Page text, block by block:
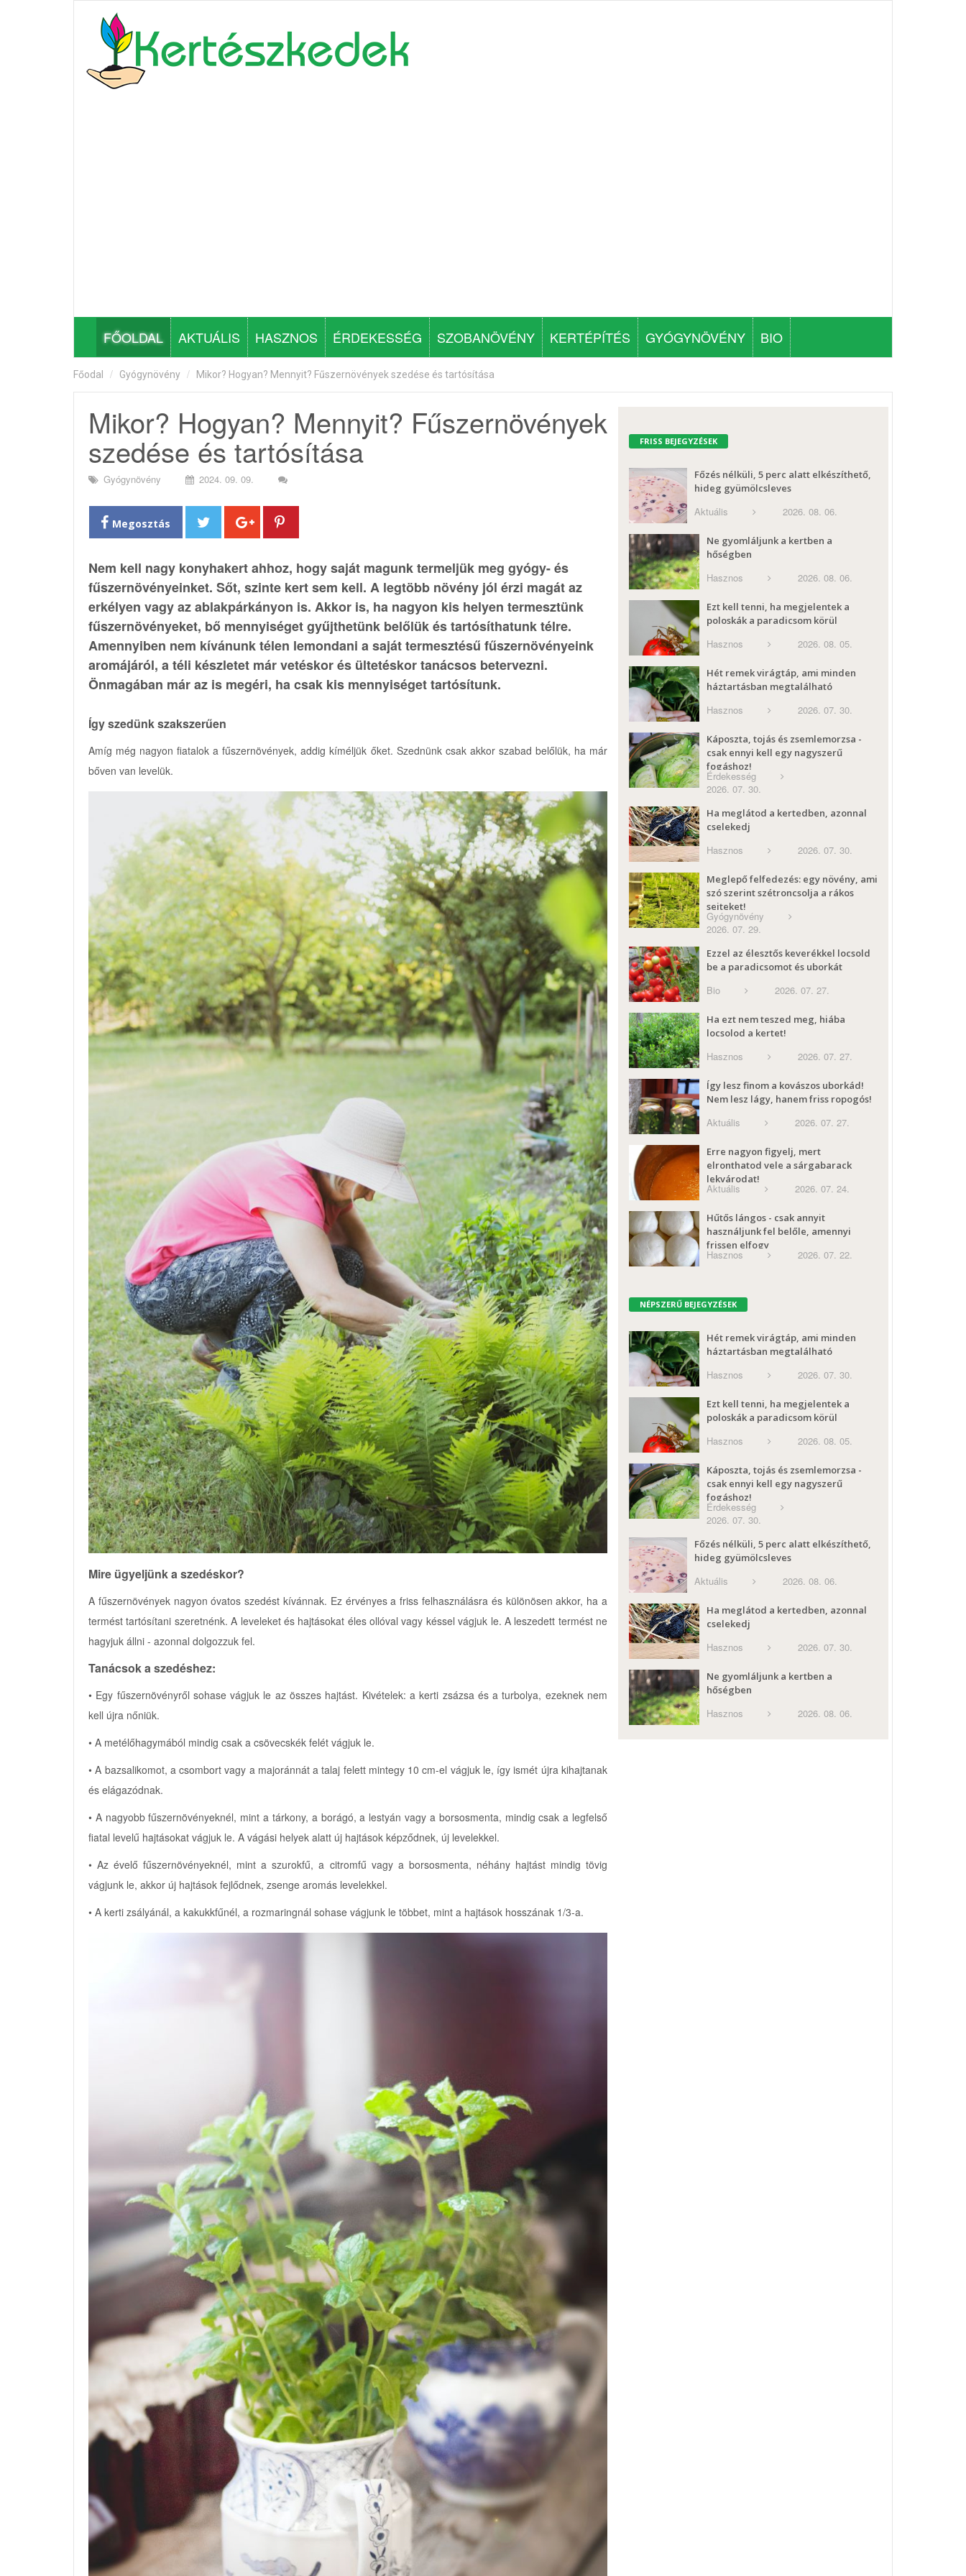
FŐOLDAL AKTUÁLIS HASZNOS ÉRDEKESSÉG SZOBANÖVÉNY KERTÉPÍTÉS GYÓGYNÖVÉNY BIO
Főodal Gyógynövény Mikor? Hogyan? Mennyit? Fűszernövények szedése és tartósítása
Mikor? Hogyan? Mennyit? Fűszernövények
szedése és tartósítása
Gyógynövény 2024. 09. 09.
Megosztás
Nem kell nagy konyhakert ahhoz, hogy saját magunk termeljük meg gyógy- és
fűszernövényeinket. Sőt, szinte kert sem kell. A legtöbb növény jól érzi magát az
erkélyen vagy az ablakpárkányon is. Akkor is, ha nagyon kis helyen termesztünk
fűszernövényeket, bő mennyiséget gyűjthetünk belőlük és tartósíthatunk télre.
Amennyiben nem kívánunk télen lemondani a saját termesztésű fűszernövényeink
aromájáról, a téli készletet már vetéskor és ültetéskor tanácsos betervezni.
Önmagában már az is megéri, ha csak kis mennyiséget tartósítunk.
Így szedünk szakszerűen
Amíg még nagyon fiatalok a fűszernövények, addig kíméljük őket. Szednünk csak akkor szabad belőlük, ha már
bőven van levelük.
Mire ügyeljünk a szedéskor?
A fűszernövények nagyon óvatos szedést kívánnak. Ez érvényes a friss felhasználásra és különösen akkor, ha a
termést tartósítani szeretnénk. A leveleket és hajtásokat éles ollóval vagy késsel vágjuk le. A leszedett termést ne
hagyjuk állni - azonnal dolgozzuk fel.
Tanácsok a szedéshez:
• Egy fűszernövényről sohase vágjuk le az összes hajtást. Kivételek: a kerti zsázsa és a turbolya, ezeknek nem
kell újra nőniük.
• A metélőhagymából mindig csak a csövecskék felét vágjuk le.
• A bazsalikomot, a csombort vagy a majoránnát a talaj felett mintegy 10 cm-el vágjuk le, így ismét újra kihajtanak
és elágazódnak.
• A nagyobb fűszernövényeknél, mint a tárkony, a borágó, a lestyán vagy a borsosmenta, mindig csak a legfelső
fiatal levelű hajtásokat vágjuk le. A vágási helyek alatt új hajtások képződnek, új levelekkel.
• Az évelő fűszernövényeknél, mint a szurokfű, a citromfű vagy a borsosmenta, néhány hajtást mindig tövig
vágjunk le, akkor új hajtások fejlődnek, zsenge aromás levelekkel.
• A kerti zsályánál, a kakukkfűnél, a rozmaringnál sohase vágjunk le többet, mint a hajtások hosszának 1/3-a.
FRISS BEJEGYZÉSEK
Főzés nélküli, 5 perc alatt elkészíthető,
hideg gyümölcsleves
Aktuális 2026. 08. 06.
Ne gyomláljunk a kertben a
hőségben
Hasznos 2026. 08. 06.
Ezt kell tenni, ha megjelentek a
poloskák a paradicsom körül
Hasznos 2026. 08. 05.
Hét remek virágtáp, ami minden
háztartásban megtalálható
Hasznos 2026. 07. 30.
Káposzta, tojás és zsemlemorzsa -
csak ennyi kell egy nagyszerű
fogáshoz!
Érdekesség
2026. 07. 30.
Ha meglátod a kertedben, azonnal
cselekedj
Hasznos 2026. 07. 30.
Meglepő felfedezés: egy növény, ami
szó szerint szétroncsolja a rákos
sejteket!
Gyógynövény
2026. 07. 29.
Ezzel az élesztős keverékkel locsold
be a paradicsomot és uborkát
Bio 2026. 07. 27.
Ha ezt nem teszed meg, hiába
locsolod a kertet!
Hasznos 2026. 07. 27.
Így lesz finom a kovászos uborkád!
Nem lesz lágy, hanem friss ropogós!
Aktuális 2026. 07. 27.
Erre nagyon figyelj, mert
elronthatod vele a sárgabarack
lekvárodat!
Aktuális 2026. 07. 24.
Hűtős lángos - csak annyit
használjunk fel belőle, amennyi
frissen elfogy
Hasznos 2026. 07. 22.
NÉPSZERŰ BEJEGYZÉSEK
Hét remek virágtáp, ami minden
háztartásban megtalálható
Hasznos 2026. 07. 30.
Ezt kell tenni, ha megjelentek a
poloskák a paradicsom körül
Hasznos 2026. 08. 05.
Káposzta, tojás és zsemlemorzsa -
csak ennyi kell egy nagyszerű
fogáshoz!
Érdekesség
2026. 07. 30.
Főzés nélküli, 5 perc alatt elkészíthető,
hideg gyümölcsleves
Aktuális 2026. 08. 06.
Ha meglátod a kertedben, azonnal
cselekedj
Hasznos 2026. 07. 30.
Ne gyomláljunk a kertben a
hőségben
Hasznos 2026. 08. 06.